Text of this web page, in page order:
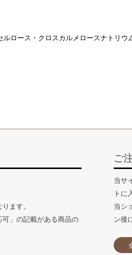
ロース・クロスカルメロースナトリ
ます。
可」の記載がある商品の
ご
当サ
トに
当シ
ン後